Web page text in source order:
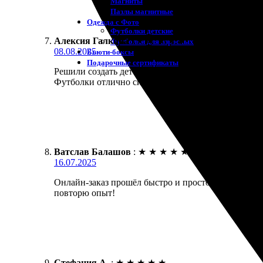
Пазлы магнитные
Одежда с Фото
Футболки детские
Футболки для взрослых
Бьюти-боксы
Подарочные сертификаты
Алексия Галкина : ★ ★ ★ ★ ★
08.08.2025
Решили создать детские футболки с любимыми
Футболки отлично сидят, ткани приятные. Дети в
Ватслав Балашов : ★ ★ ★ ★ ★
16.07.2025
Онлайн-заказ прошёл быстро и просто. Качество
повторю опыт!